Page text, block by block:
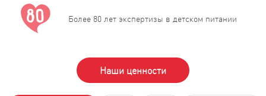
Более 80 лет экспертизы в детском питании
Наши ценности